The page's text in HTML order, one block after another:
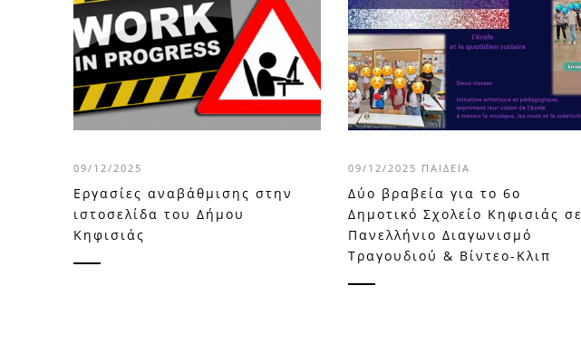
09/12/2025
Εργασίες αναβάθμισης στην
ιστοσελίδα του Δήμου
Κηφισιάς
09/12/2025 ΠΑΙΔΕΊΑ
Δύο βραβεία για το 6o
Δημοτικό Σχολείο Κηφισιάς σε
Πανελλήνιο Διαγωνισμό
Τραγουδιού & Βίντεο-Κλιπ